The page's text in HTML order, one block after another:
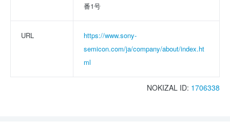
番1号
URL
https://www.sony-
semicon.com/ja/company/about/index.ht
ml
NOKIZAL ID: 1706338